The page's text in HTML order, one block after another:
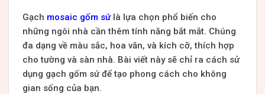
Gạch mosaic gốm sứlà lựa chọn phổ biến cho
những ngôi nhà cần thêm tính năng bắt mắt. Chúng
đa dạng về màu sắc, hoa văn, và kích cỡ, thích hợp
cho tường và sàn nhà. Bài viết này sẽ chỉ ra cách sử
dụng gạch gốm sứ để tạo phong cách cho không
gian sống của bạn.